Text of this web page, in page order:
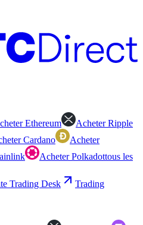
Ethereum
Acheter Ripple
Cardano
Acheter
Acheter Polkadottous les
Trading Desk
Trading